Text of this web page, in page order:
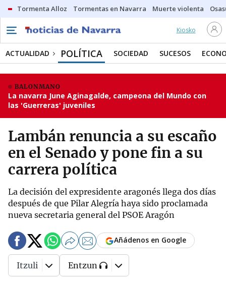
Tormenta Alloz Tormentas en Navarra Muerte violenta
Kiosko
ACTUALIDAD POLÍTICA SOCIEDAD SUCESOS
BALONMANO
La navarra June Aginagalde, campeona del Mundo con
las 'Guerreras' juveniles
Lambán renuncia a su escaño
en el Senado y pone fin a su
carrera política
La decisión del expresidente aragonés llega dos días
después de que Pilar Alegría haya sido proclamada
nueva secretaria general del PSOE Aragón
Añádenos en Google
Itzuli Entzun